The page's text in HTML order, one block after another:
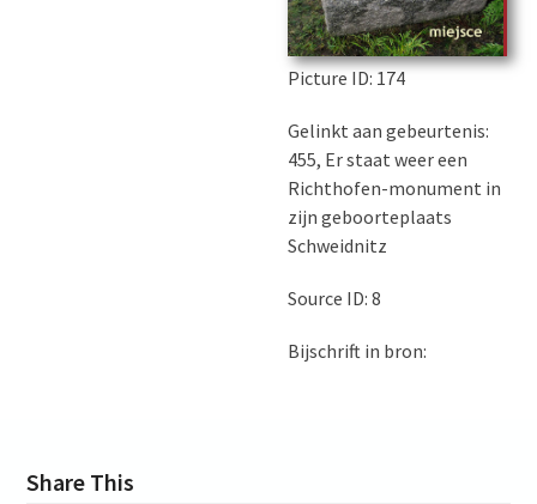
Picture ID: 174
Gelinkt aan gebeurtenis:
455, Er staat weer een
Richthofen-monument in
zijn geboorteplaats
Schweidnitz
Source ID: 8
Bijschrift in bron:
Share This